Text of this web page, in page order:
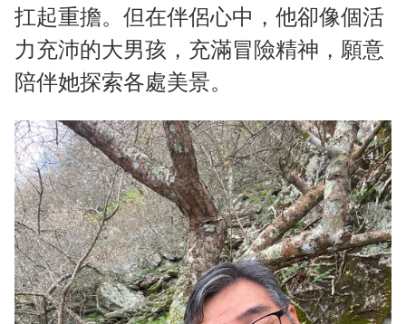
扛起重擔。但在伴侶心中，他卻像個活
力充沛的大男孩，充滿冒險精神，願意
陪伴她探索各處美景。